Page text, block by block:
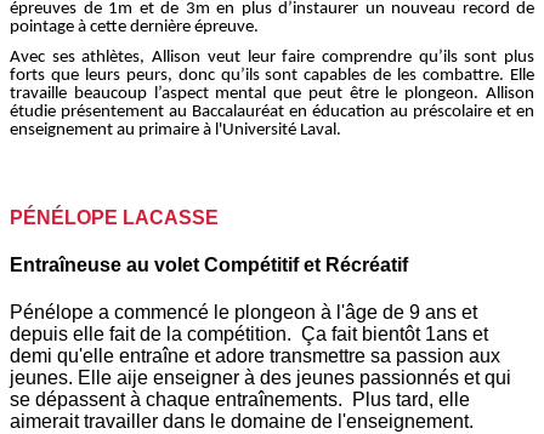
épreuves de 1m et de 3m en plus d’instaurer un nouveau record de
pointage à cette dernière épreuve.
Avec ses athlètes, Allison veut leur faire comprendre qu’ils sont plus
forts que leurs peurs, donc qu’ils sont capables de les combattre. Elle
travaille beaucoup l’aspect mental que peut être le plongeon. Allison
étudie présentement au Baccalauréat en éducation au préscolaire et en
enseignement au primaire à l'Université Laval.
PÉNÉLOPE LACASSE
Entraîneuse au volet Compétitif et Récréatif
Pénélope a commencé le plongeon à l'âge de 9 ans et
depuis elle fait de la compétition. Ça fait bientôt 1ans et
demi qu'elle entraîne et adore transmettre sa passion aux
jeunes. Elle aije enseigner à des jeunes passionnés et qui
se dépassent à chaque entraînements. Plus tard, elle
aimerait travailler dans le domaine de l'enseignement.